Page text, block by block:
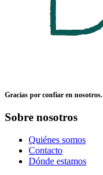
Gracias por confiar en nosotros.
Sobre nosotros
Quiénes somos
Contacto
Dónde estamos